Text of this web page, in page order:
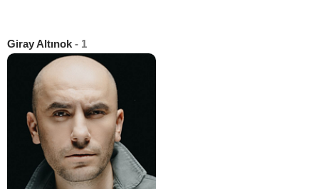
Giray Altınok - 1